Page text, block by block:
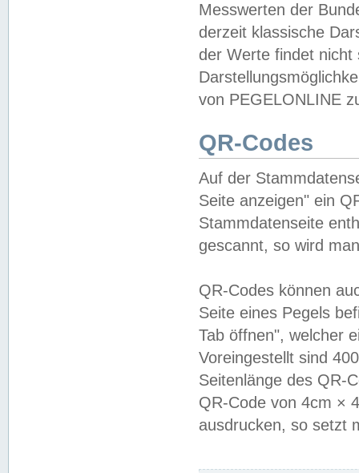
Messwerten der
derzeit klassische
der Werte findet
von PEGELONLINE
QR-Codes
Auf der
Seite anzeigen" ein
Stammdatenseite
gescannt, so wird
QR-Codes können
Seite eines Pegels
Tab öffnen", welcher
Voreingestellt sind
Seitenlänge des QR-
QR-Code von 4cm ×
ausdrucken, so setzt